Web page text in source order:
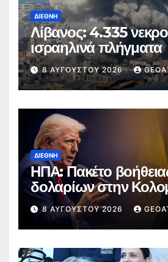
ΔΙΕΘΝΉ
Λίβανος: 4.335
ισραηλινά πλήγματα
8 ΑΥΓΟΎΣΤΟΥ 2026
ΔΙΕΘΝΉ
ΗΠΑ: Πακέτο
δολαρίων στην
8 ΑΥΓΟΎΣΤΟΥ 2026